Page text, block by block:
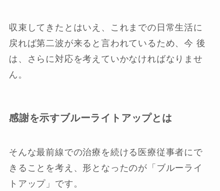
収束してきたとはいえ、これまでの日常生活に
戻れば第二波が来ると言われているため、今 後
は、さらに対応を考えていかなければなりませ
ん。
感謝を示すブルーライトアップとは
そんな最前線での治療を続ける医療従事者にで
きることを考え、形となったのが「ブルーライ
トアップ」です。